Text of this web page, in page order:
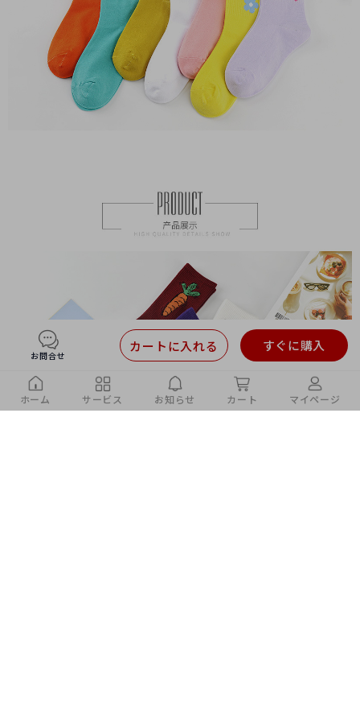
お問合せ
すぐに購入
カートに入れる
ホーム サービス お知らせ カート マイページ